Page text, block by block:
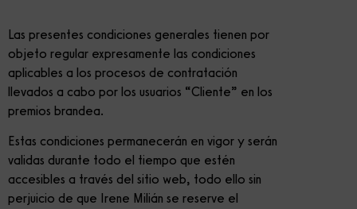
Las presentes condiciones generales tienen por
objeto regular expresamente las condiciones
aplicables a los procesos de contratación
llevados a cabo por los usuarios “Cliente” en los
premios brandea.
Estas condiciones permanecerán en vigor y serán
validas durante todo el tiempo que estén
accesibles a través del sitio web, todo ello sin
perjuicio de que Irene Milián se reserve el